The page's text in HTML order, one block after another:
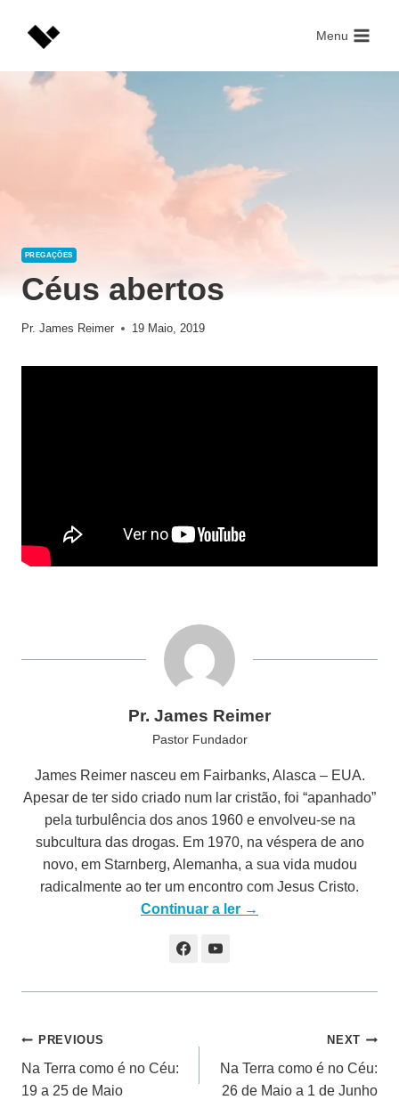
Menu
PREGAÇÕES
Céus abertos
Pr. James Reimer 19 Maio, 2019
Pr. James Reimer
Pastor Fundador
James Reimer nasceu em Fairbanks, Alasca – EUA.
Apesar de ter sido criado num lar cristão, foi “apanhado”
pela turbulência dos anos 1960 e envolveu-se na
subcultura das drogas. Em 1970, na véspera de ano
novo, em Starnberg, Alemanha, a sua vida mudou
radicalmente ao ter um encontro com Jesus Cristo.
Continuar a ler →
Navegação
de
PREVIOUS
Na Terra como é no Céu:
19 a 25 de Maio
NEXT
Na Terra como é no Céu:
26 de Maio a 1 de Junho